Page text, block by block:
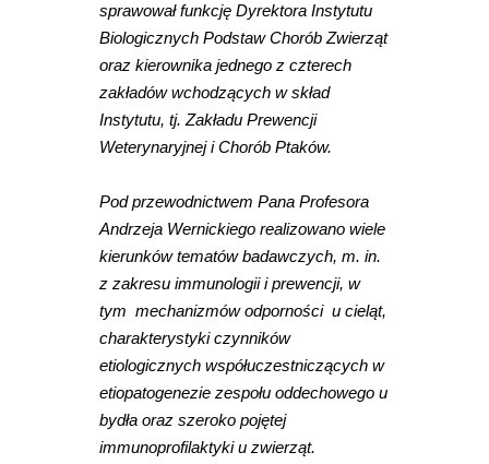
sprawował funkcję Dyrektora Instytutu
Biologicznych Podstaw Chorób Zwierząt
oraz kierownika jednego z czterech
zakładów wchodzących w skład
Instytutu, tj. Zakładu Prewencji
Weterynaryjnej i Chorób Ptaków.
Pod przewodnictwem Pana Profesora
Andrzeja Wernickiego realizowano wiele
kierunków tematów badawczych, m. in.
z zakresu immunologii i prewencji, w
tym mechanizmów odporności u cieląt,
charakterystyki czynników
etiologicznych współuczestniczących w
etiopatogenezie zespołu oddechowego u
bydła oraz szeroko pojętej
immunoprofilaktyki u zwierząt.